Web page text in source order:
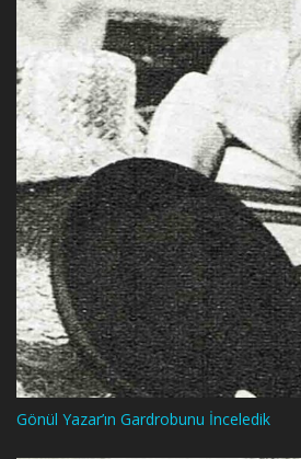
Gönül Yazar’ın Gardrobunu İnceledik